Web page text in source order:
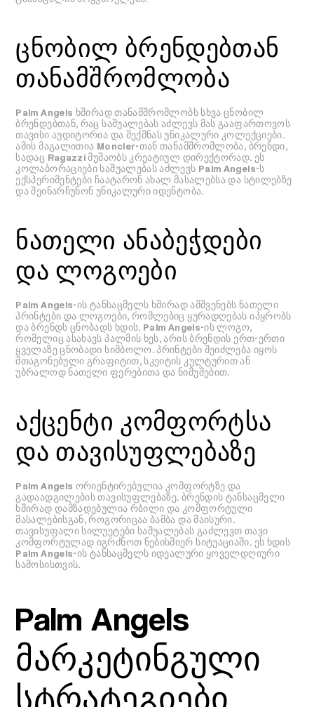
ცნობილ ბრენდებთან
თანამშრომლობა
Palm Angels ხშირად თანამშრომლობს სხვა ცნობილ
ბრენდებთან, რაც საშუალებას აძლევს მას გააფართოვოს
თავისი აუდიტორია და შექმნას უნიკალური კოლექციები.
ამის მაგალითია Moncler-თან თანამშრომლობა, ბრენდი,
სადაც Ragazzi მუშაობს კრეატიულ დირექტორად. ეს
კოლაბორაციები საშუალებას აძლევს Palm Angels-ს
ექსპერიმენტები ჩაატარონ ახალ მასალებსა და სტილებზე
და შეინარჩუნონ უნიკალური იდენტობა.
ნათელი ანაბეჭდები
და ლოგოები
Palm Angels-ის ტანსაცმელს ხშირად ამშვენებს ნათელი
პრინტები და ლოგოები, რომლებიც ყურადღებას იპყრობს
და ბრენდს ცნობადს ხდის. Palm Angels-ის ლოგო,
რომელიც ასახავს პალმის ხეს, არის ბრენდის ერთ-ერთი
ყველაზე ცნობადი სიმბოლო. პრინტები შეიძლება იყოს
შთაგონებული გრაფიტით, სკეიტის კულტურით ან
უბრალოდ ნათელი ფერებითა და ნიმუშებით.
აქცენტი კომფორტსა
და თავისუფლებაზე
Palm Angels ორიენტირებულია კომფორტზე და
გადაადგილების თავისუფლებაზე. ბრენდის ტანსაცმელი
ხშირად დამზადებულია რბილი და კომფორტული
მასალებისგან, როგორიცაა ბამბა და მაისური.
თავისუფალი სილუეტები საშუალებას გაძლევთ თავი
კომფორტულად იგრძნოთ ნებისმიერ სიტუაციაში. ეს ხდის
Palm Angels-ის ტანსაცმელს იდეალური ყოველდღიური
სამოსისთვის.
Palm Angels
მარკეტინგული
სტრატეგიები